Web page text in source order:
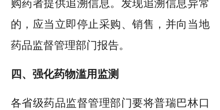
购药者提供追溯信息。发现追溯信息异常
的，应当立即停止采购、销售，并向当地
药品监督管理部门报告。
四、强化药物滥用监测
各省级药品监督管理部门要将普瑞巴林口